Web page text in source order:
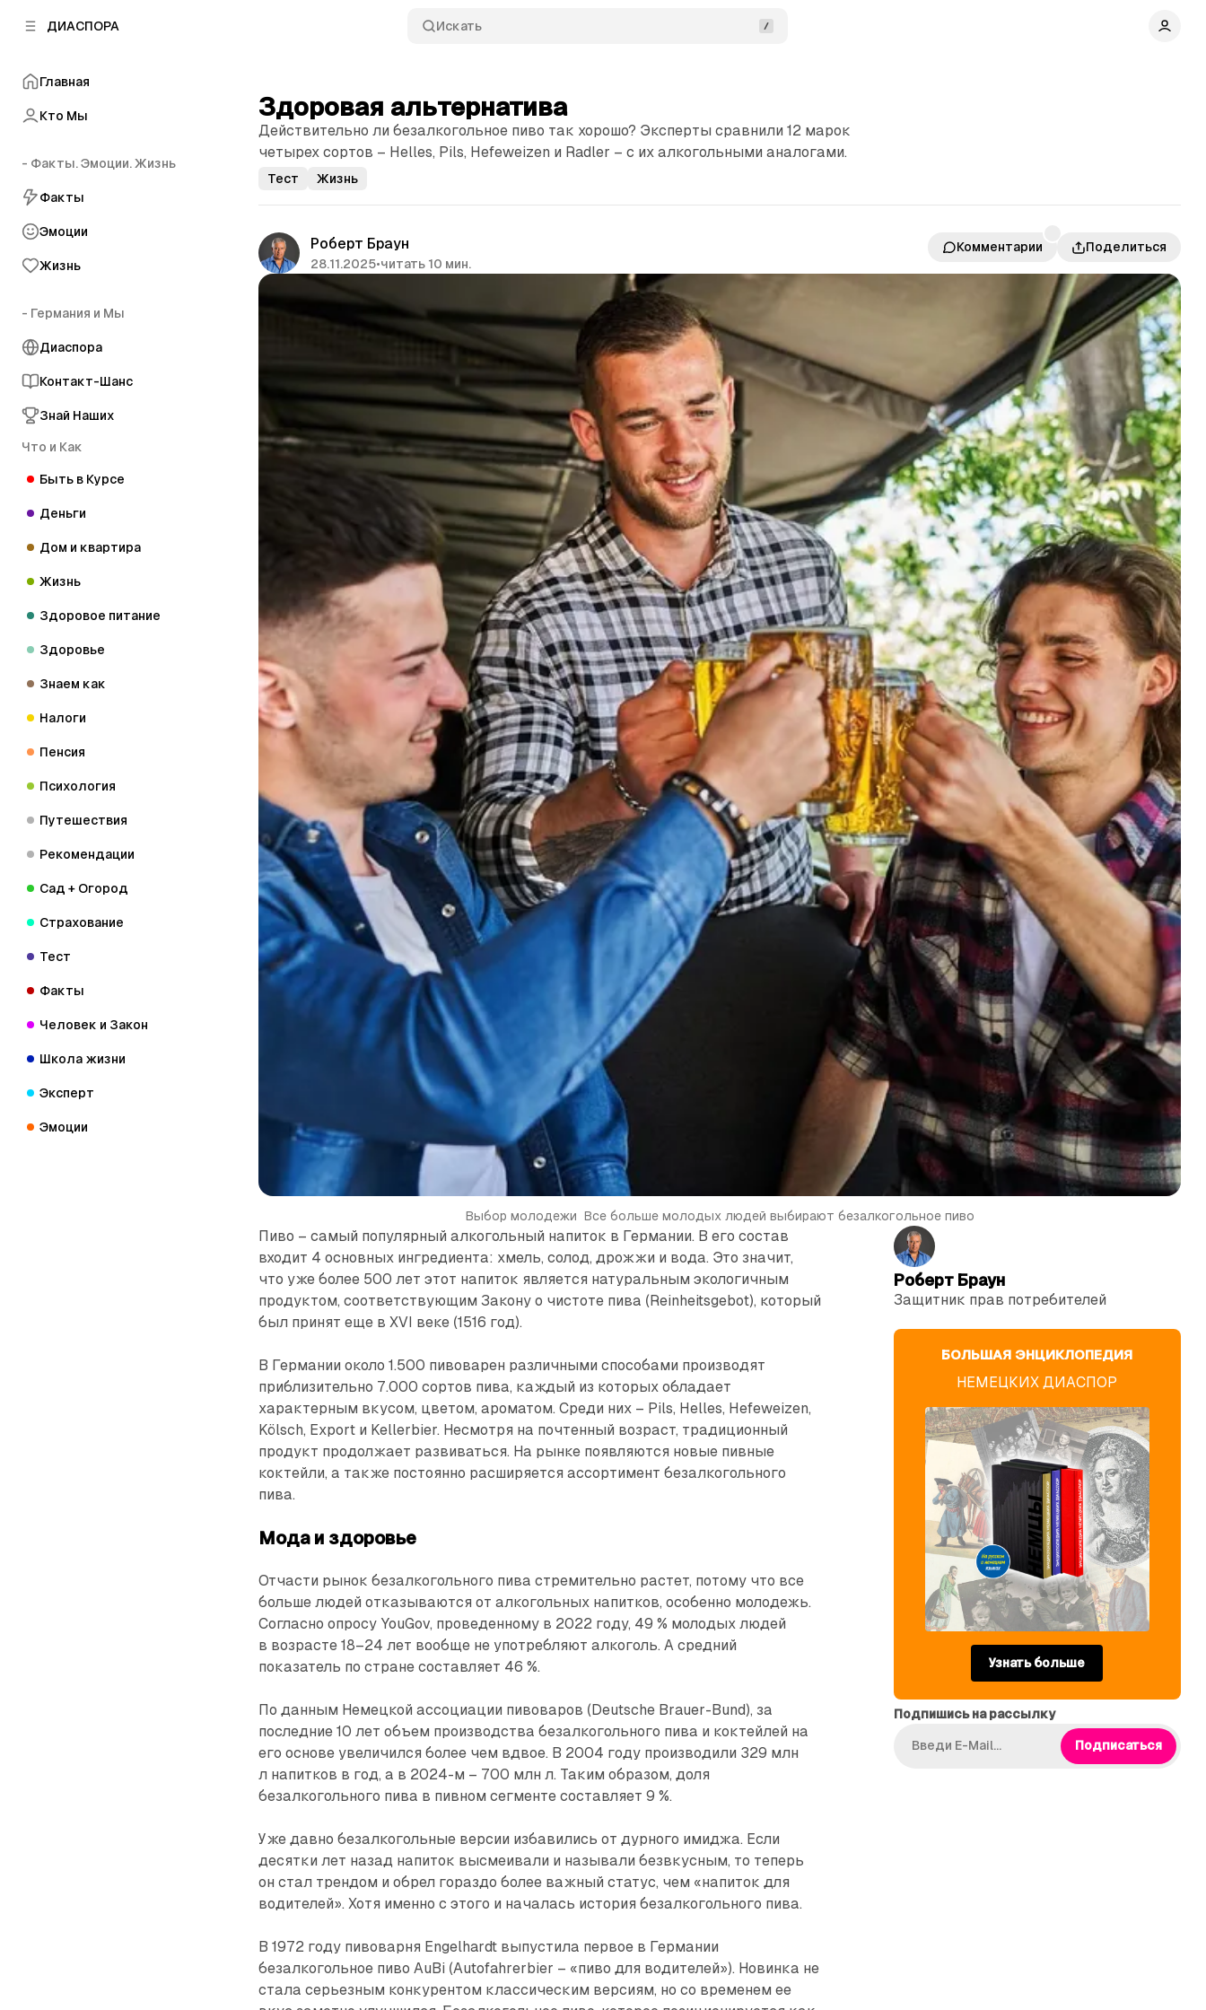
ДИАСПОРА Искать
Главная
Кто Мы
- Факты. Эмоции. Жизнь
Факты
Эмоции
Жизнь
- Германия и Мы
Диаспора
Контакт-Шанс
Знай Наших
Что и Как
Быть в Курсе
Деньги
Дом и квартира
Жизнь
Здоровое питание
Здоровье
Знаем как
Налоги
Пенсия
Психология
Путешествия
Рекомендации
Сад + Огород
Страхование
Тест
Факты
Человек и Закон
Школа жизни
Эксперт
Эмоции
Здоровая альтернатива
Действительно ли безалкогольное пиво так хорошо? Эксперты сравнили 12 марок
четырех сортов – Helles, Pils, Hefeweizen и Radler – с их алкогольными аналогами.
Тест Жизнь
Роберт Браун
28.11.2025•читать 10 мин.
Комментарии Поделиться
Выбор молодежи Все больше молодых людей выбирают безалкогольное пиво
Пиво – самый популярный алкогольный напиток в Германии. В его состав
входит 4 основных ингредиента: хмель, солод, дрожжи и вода. Это значит,
что уже более 500 лет этот напиток является натуральным экологичным
продуктом, соответствующим Закону о чистоте пива (Reinheitsgebot), который
был принят еще в XVI веке (1516 год).
В Германии около 1.500 пивоварен различными способами производят
приблизительно 7.000 сортов пива, каждый из которых обладает
характерным вкусом, цветом, ароматом. Среди них – Pils, Helles, Hefeweizen,
Kölsch, Export и Kellerbier. Несмотря на почтенный возраст, традиционный
продукт продолжает развиваться. На рынке появляются новые пивные
коктейли, а также постоянно расширяется ассортимент безалкогольного
пива.
Мода и здоровье
Отчасти рынок безалкогольного пива стремительно растет, потому что все
больше людей отказываются от алкогольных напитков, особенно молодежь.
Согласно опросу YouGov, проведенному в 2022 году, 49 % молодых людей
в возрасте 18–24 лет вообще не употребляют алкоголь. А средний
показатель по стране составляет 46 %.
По данным Немецкой ассоциации пивоваров (Deutsche Brauer-Bund), за
последние 10 лет объем производства безалкогольного пива и коктейлей на
его основе увеличился более чем вдвое. В 2004 году производили 329 млн
л напитков в год, а в 2024-м – 700 млн л. Таким образом, доля
безалкогольного пива в пивном сегменте составляет 9 %.
Уже давно безалкогольные версии избавились от дурного имиджа. Если
десятки лет назад напиток высмеивали и называли безвкусным, то теперь
он стал трендом и обрел гораздо более важный статус, чем «напиток для
водителей». Хотя именно с этого и началась история безалкогольного пива.
В 1972 году пивоварня Engelhardt выпустила первое в Германии
безалкогольное пиво AuBi (Autofahrerbier – «пиво для водителей»). Новинка не
стала серьезным конкурентом классическим версиям, но со временем ее
Роберт Браун
Защитник прав потре­бителей
БОЛЬШАЯ ЭНЦИКЛОПЕДИЯ
НЕМЕЦКИХ ДИАСПОР
Узнать больше
Подпишись на рассылку
Подписаться